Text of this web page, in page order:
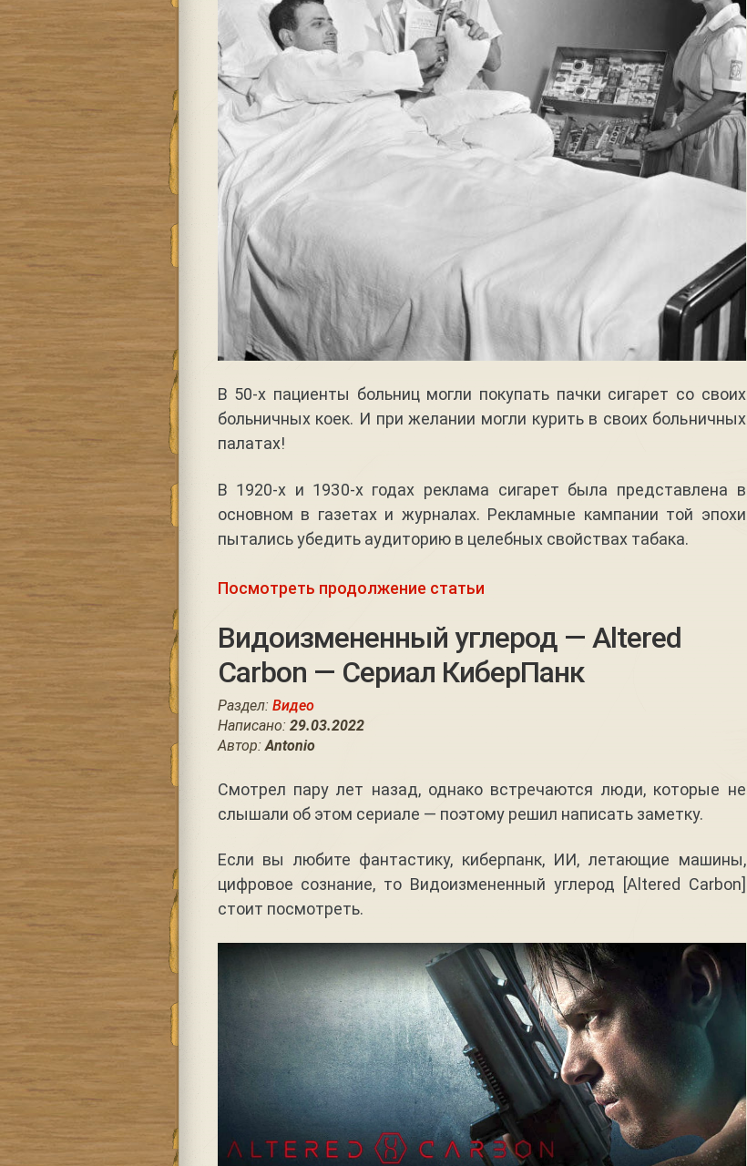
В 50-х пациенты больниц могли покупать пачки сигарет со своих
больничных коек. И при желании могли курить в своих больничных
палатах!
В 1920-х и 1930-х годах реклама сигарет была представлена в
основном в газетах и журналах. Рекламные кампании той эпохи
пытались убедить аудиторию в целебных свойствах табака.
Посмотреть продолжение статьи
Видоизмененный углерод — Altered
Carbon — Сериал КиберПанк
Раздел: Видео
Написано: 29.03.2022
Автор: Antonio
Смотрел пару лет назад, однако встречаются люди, которые не
слышали об этом сериале — поэтому решил написать заметку.
Если вы любите фантастику, киберпанк, ИИ, летающие машины,
цифровое сознание, то Видоизмененный углерод [Altered Carbon]
стоит посмотреть.